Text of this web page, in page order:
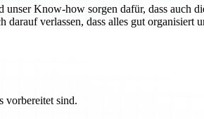
Know-how sorgen dafür, dass auch
verlassen, dass alles gut organisiert
vorbereitet sind.